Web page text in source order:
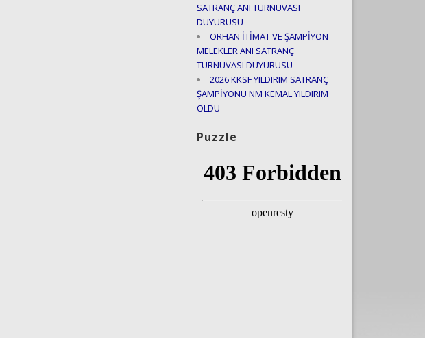
SATRANÇ ANI TURNUVASI
DUYURUSU
ORHAN İTİMAT VE ŞAMPİYON
MELEKLER ANI SATRANÇ
TURNUVASI DUYURUSU
2026 KKSF YILDIRIM SATRANÇ
ŞAMPİYONU NM KEMAL YILDIRIM
OLDU
Puzzle